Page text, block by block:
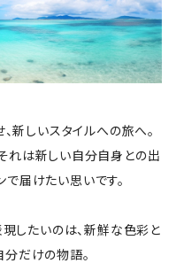
新しいスタイルへの旅へ。
れは新しい自分自身との出
で届けたい思いです。
したいのは、新鮮な色彩と
分だけの物語。